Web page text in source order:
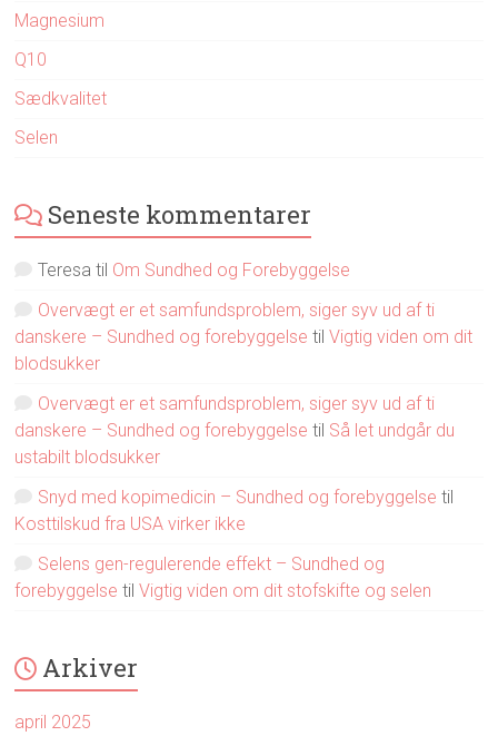
Magnesium
Q10
Sædkvalitet
Selen
Seneste kommentarer
Teresa til Om Sundhed og Forebyggelse
Overvægt er et samfundsproblem, siger syv ud af ti
danskere – Sundhed og forebyggelse tilVigtig viden om dit
blodsukker
Overvægt er et samfundsproblem, siger syv ud af ti
danskere – Sundhed og forebyggelse til Så let undgår du
ustabilt blodsukker
Snyd med kopimedicin – Sundhed og forebyggelse til
Kosttilskud fra USA virker ikke
Selens gen-regulerende effekt – Sundhed og
forebyggelse tilVigtig viden om dit stofskifte og selen
Arkiver
april 2025